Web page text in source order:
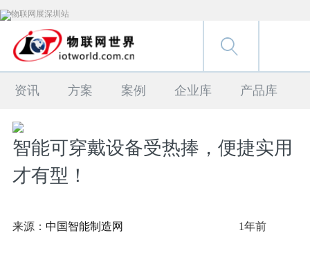
资讯 方案 案例 企业库 产品库
智能可穿戴设备受热捧，便捷实用
才有型！
来源： 中国智能制造网 1年前